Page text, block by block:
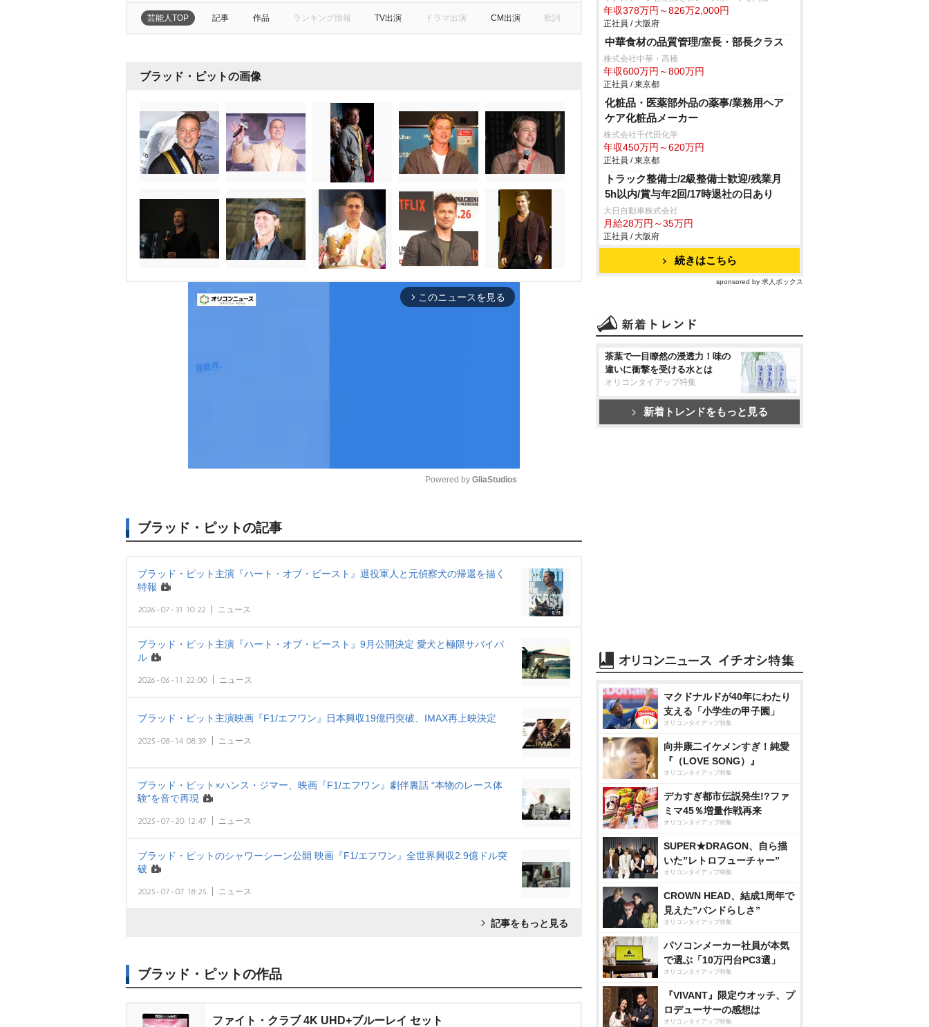
芸能人TOP 記事 作品 ランキング情報 TV出演 ドラマ出演 CM出演 歌詞
ブラッド・ピットの画像
arrow_forward_ios このニュースを見る
u
e
Powered by GliaStudios
ブラッド・ピットの記事
ブラッド・ピット主演『ハート・オブ・ビースト』退役軍人と元偵察犬の帰還を描く
特報
2026-07-31 10:22 ニュース
ブラッド・ピット主演『ハート・オブ・ビースト』9月公開決定 愛犬と極限サバイバ
ル
2026-06-11 22:00 ニュース
ブラッド・ピット主演映画『F1/エフワン』日本興収19億円突破、IMAX再上映決定
2025-08-14 08:39 ニュース
ブラッド・ピット×ハンス・ジマー、映画『F1/エフワン』劇伴裏話 “本物のレース体
験”を音で再現
2025-07-20 12:47 ニュース
ブラッド・ピットのシャワーシーン公開 映画『F1/エフワン』全世界興収2.9億ドル突
破
2025-07-07 18:25 ニュース
記事をもっと見る
ブラッド・ピットの作品
ファイト・クラブ 4K UHD+ブルーレイ セット
年収378万円～826万2,000円
正社員 / 大阪府
中華食材の品質管理/室長・部長クラス
株式会社中華・高橋
年収600万円～800万円
正社員 / 東京都
化粧品・医薬部外品の薬事/業務用ヘア
ケア化粧品メーカー
株式会社千代田化学
年収450万円～620万円
正社員 / 東京都
トラック整備士/2級整備士歓迎/残業月
5h以内/賞与年2回/17時退社の日あり
大日自動車株式会社
月給28万円～35万円
正社員 / 大阪府
続きはこちら
sponsored by 求人ボックス
茶葉で一目瞭然の浸透力！味の
違いに衝撃を受ける水とは
オリコンタイアップ特集
新着トレンドをもっと見る
マクドナルドが40年にわたり
支える「小学生の甲子園」
オリコンタイアップ特集
向井康二イケメンすぎ！純愛
『（LOVE SONG）』
オリコンタイアップ特集
デカすぎ都市伝説発生!?ファ
ミマ45％増量作戦再来
オリコンタイアップ特集
SUPER★DRAGON、自ら描
いた”レトロフューチャー”
オリコンタイアップ特集
CROWN HEAD、結成1周年で
見えた”バンドらしさ”
オリコンタイアップ特集
パソコンメーカー社員が本気
で選ぶ「10万円台PC3選」
オリコンタイアップ特集
『VIVANT』限定ウオッチ、プ
ロデューサーの感想は
オリコンタイアップ特集